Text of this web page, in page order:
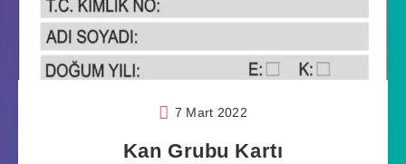
7 Mart 2022
Kan Grubu Kartı